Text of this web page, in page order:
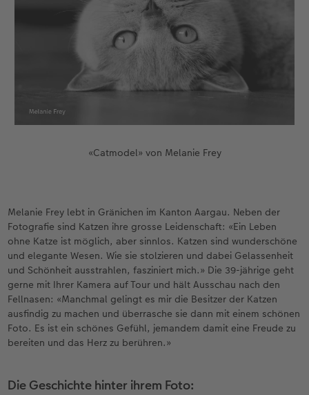
«Catmodel» von Melanie Frey
Melanie Frey lebt in Gränichen im Kanton Aargau. Neben der
Fotografie sind Katzen ihre grosse Leidenschaft: «Ein Leben
ohne Katze ist möglich, aber sinnlos. Katzen sind wunderschöne
und elegante Wesen. Wie sie stolzieren und dabei Gelassenheit
und Schönheit ausstrahlen, fasziniert mich.» Die 39-jährige geht
gerne mit Ihrer Kamera auf Tour und hält Ausschau nach den
Fellnasen: «Manchmal gelingt es mir die Besitzer der Katzen
ausfindig zu machen und überrasche sie dann mit einem schönen
Foto. Es ist ein schönes Gefühl, jemandem damit eine Freude zu
bereiten und das Herz zu berühren.»
Die Geschichte hinter ihrem Foto: